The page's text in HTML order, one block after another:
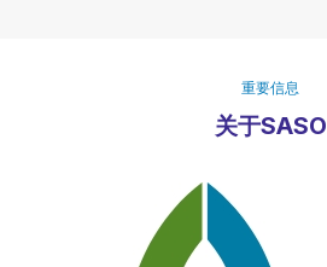
重要信息
关于SASO